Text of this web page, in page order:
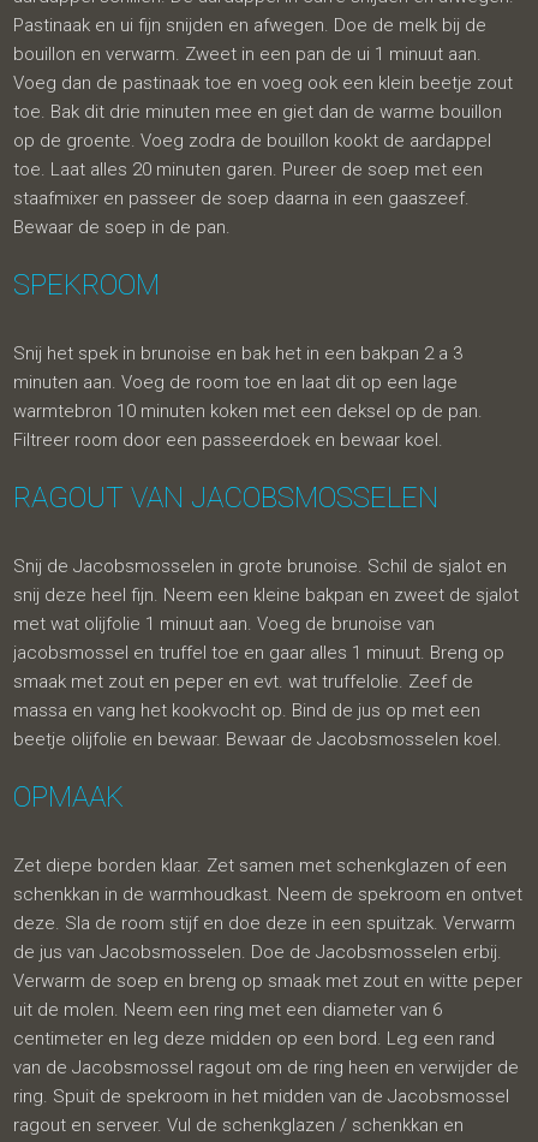
Pastinaak en ui fijn snijden en afwegen. Doe de melk bij de
bouillon en verwarm. Zweet in een pan de ui 1 minuut aan.
Voeg dan de pastinaak toe en voeg ook een klein beetje zout
toe. Bak dit drie minuten mee en giet dan de warme bouillon
op de groente. Voeg zodra de bouillon kookt de aardappel
toe. Laat alles 20 minuten garen. Pureer de soep met een
staafmixer en passeer de soep daarna in een gaaszeef.
Bewaar de soep in de pan.
SPEKROOM
Snij het spek in brunoise en bak het in een bakpan 2 a 3
minuten aan. Voeg de room toe en laat dit op een lage
warmtebron 10 minuten koken met een deksel op de pan.
Filtreer room door een passeerdoek en bewaar koel.
RAGOUT VAN JACOBSMOSSELEN
Snij de Jacobsmosselen in grote brunoise. Schil de sjalot en
snij deze heel fijn. Neem een kleine bakpan en zweet de sjalot
met wat olijfolie 1 minuut aan. Voeg de brunoise van
jacobsmossel en truffel toe en gaar alles 1 minuut. Breng op
smaak met zout en peper en evt. wat truffelolie. Zeef de
massa en vang het kookvocht op. Bind de jus op met een
beetje olijfolie en bewaar. Bewaar de Jacobsmosselen koel.
OPMAAK
Zet diepe borden klaar. Zet samen met schenkglazen of een
schenkkan in de warmhoudkast. Neem de spekroom en ontvet
deze. Sla de room stijf en doe deze in een spuitzak. Verwarm
de jus van Jacobsmosselen. Doe de Jacobsmosselen erbij.
Verwarm de soep en breng op smaak met zout en witte peper
uit de molen. Neem een ring met een diameter van 6
centimeter en leg deze midden op een bord. Leg een rand
van de Jacobsmossel ragout om de ring heen en verwijder de
ring. Spuit de spekroom in het midden van de Jacobsmossel
ragout en serveer. Vul de schenkglazen / schenkkan en